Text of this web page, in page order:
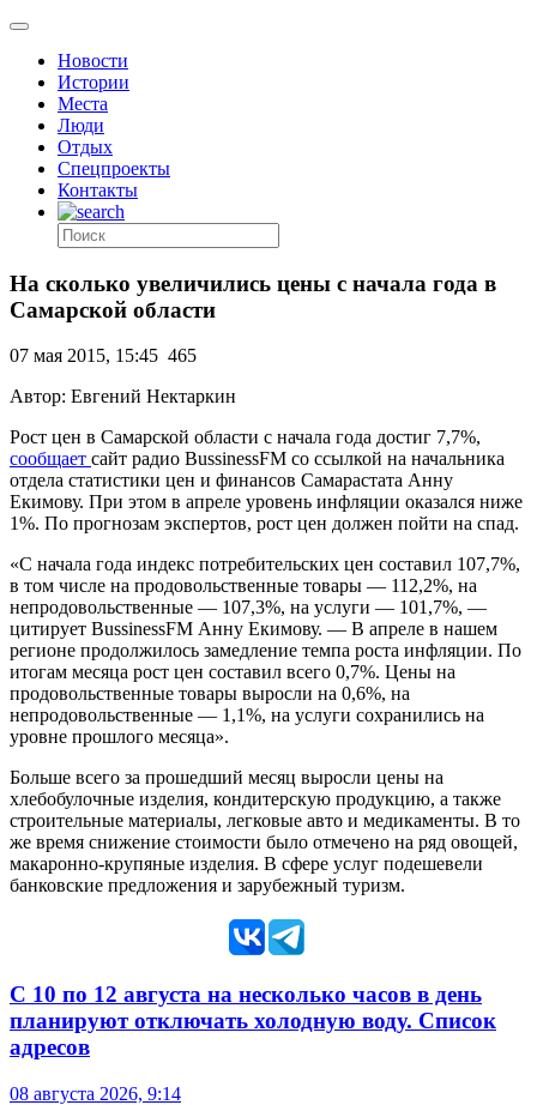
Новости
Истории
Места
Люди
Отдых
Спецпроекты
Контакты
На сколько увеличились цены с начала года в
Самарской области
07 мая 2015, 15:45 465
Автор: Евгений Нектаркин
Рост цен в Самарской области с начала года достиг 7,7%,
сообщает сайт радио BussinessFM со ссылкой на начальника
отдела статистики цен и финансов Самарастата Анну
Екимову. При этом в апреле уровень инфляции оказался ниже
1%. По прогнозам экспертов, рост цен должен пойти на спад.
«С начала года индекс потребительских цен составил 107,7%,
в том числе на продовольственные товары — 112,2%, на
непродовольственные — 107,3%, на услуги — 101,7%, —
цитирует BussinessFM Анну Екимову. — В апреле в нашем
регионе продолжилось замедление темпа роста инфляции. По
итогам месяца рост цен составил всего 0,7%. Цены на
продовольственные товары выросли на 0,6%, на
непродовольственные — 1,1%, на услуги сохранились на
уровне прошлого месяца».
Больше всего за прошедший месяц выросли цены на
хлебобулочные изделия, кондитерскую продукцию, а также
строительные материалы, легковые авто и медикаменты. В то
же время снижение стоимости было отмечено на ряд овощей,
макаронно-крупяные изделия. В сфере услуг подешевели
банковские предложения и зарубежный туризм.
С 10 по 12 августа на несколько часов в день
планируют отключать холодную воду. Список
адресов
08 августа 2026, 9:14